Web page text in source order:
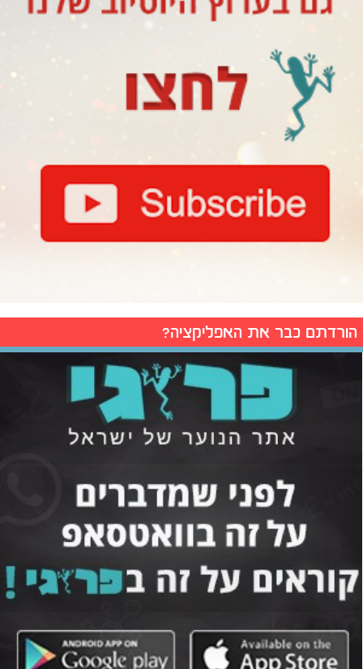
הורדתם כבר את האפליקציה?